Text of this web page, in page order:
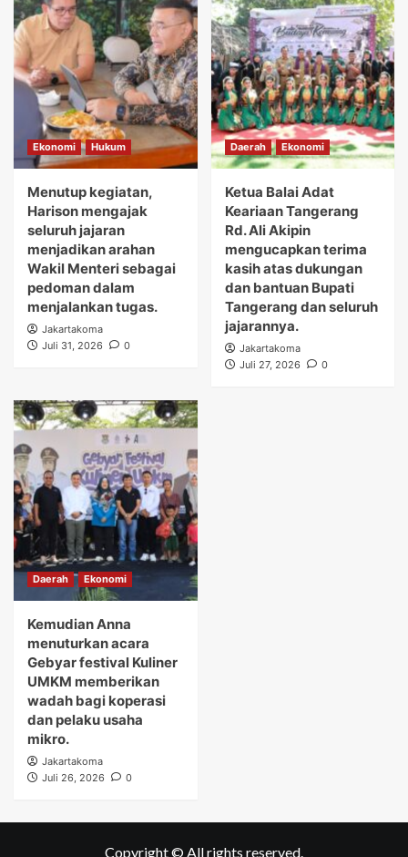
Ekonomi Hukum
Menutup kegiatan,
Harison mengajak
seluruh jajaran
menjadikan arahan
Wakil Menteri sebagai
pedoman dalam
menjalankan tugas.
Jakartakoma
Juli 31, 2026
0
Daerah Ekonomi
Ketua Balai Adat
Keariaan Tangerang
Rd. Ali Akipin
mengucapkan terima
kasih atas dukungan
dan bantuan Bupati
Tangerang dan seluruh
jajarannya.
Jakartakoma
Juli 27, 2026
0
Daerah Ekonomi
Kemudian Anna
menuturkan acara
Gebyar festival Kuliner
UMKM memberikan
wadah bagi koperasi
dan pelaku usaha
mikro.
Jakartakoma
Juli 26, 2026
0
Copyright © All rights reserved.